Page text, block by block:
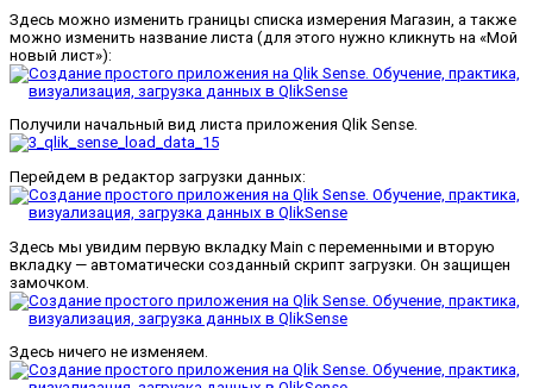
Здесь можно изменить границы списка измерения Магазин, а также
можно изменить название листа (для этого нужно кликнуть на «Мой
новый лист»):
Получили начальный вид листа приложения Qlik Sense.
Перейдем в редактор загрузки данных:
Здесь мы увидим первую вкладку Main с переменными и вторую
вкладку — автоматически созданный скрипт загрузки. Он защищен
замочком.
Здесь ничего не изменяем.